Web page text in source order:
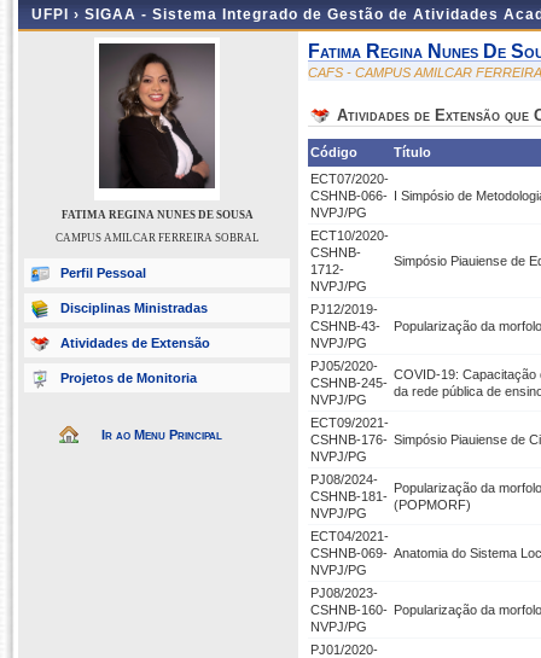
UFPI › SIGAA - Sistema Integrado de Gestão de Atividades
FATIMA REGINA NUNES DE SOUSA
CAMPUS AMILCAR FERREIRA SOBRAL
Perfil Pessoal
Disciplinas Ministradas
Atividades de Extensão
Projetos de Monitoria
Ir ao Menu Principal
Fatima Regina Nunes De
CAFS - CAMPUS AMILCAR
Atividades de Extensão que
Código
Título
ECT07/2020-
CSHNB-066-
NVPJ/PG
I Simpósio de
ECT10/2020-
CSHNB-
1712-
NVPJ/PG
Simpósio Piauiense de
PJ12/2019-
CSHNB-43-
NVPJ/PG
Popularização da
PJ05/2020-
CSHNB-245-
NVPJ/PG
COVID-19:
da rede pública de
ECT09/2021-
CSHNB-176-
NVPJ/PG
Simpósio Piauiense de
PJ08/2024-
CSHNB-181-
NVPJ/PG
Popularização da
(POPMORF)
ECT04/2021-
CSHNB-069-
NVPJ/PG
Anatomia do Sistema
PJ08/2023-
CSHNB-160-
NVPJ/PG
Popularização da
PJ01/2020-